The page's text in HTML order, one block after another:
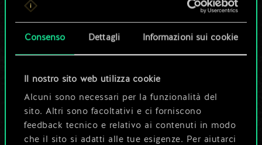
Consenso Dettagli Informazioni sui cookie
Il nostro sito web utilizza cookie
Alcuni sono necessari per la funzionalità del
sito. Altri sono facoltativi e ci forniscono
feedback tecnico e relativo ai contenuti in modo
che il sito si adatti alle tue esigenze. Per aiutarci
condiviso.
molto altro!
Dai un nome al mazzo e crea una